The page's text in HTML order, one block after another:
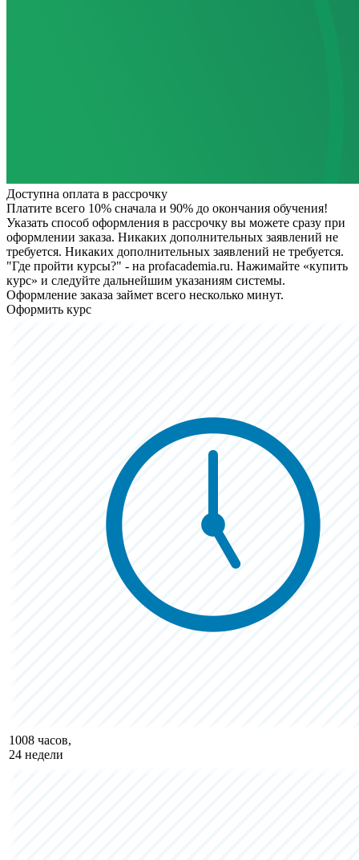
Доступна оплата в рассрочку
Платите всего 10% сначала и 90% до окончания обучения!
Указать способ оформления в рассрочку вы можете сразу при
оформлении заказа. Никаких дополнительных заявлений не
требуется. Никаких дополнительных заявлений не требуется.
"Где пройти курсы?" - на profacademia.ru. Нажимайте «купить
курс» и следуйте дальнейшим указаниям системы.
Оформление заказа займет всего несколько минут.
Оформить курс
1008 часов,
24 недели